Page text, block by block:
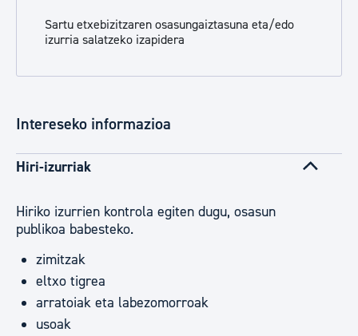
Sartu etxebizitzaren osasungaiztasuna eta/edo
izurria salatzeko izapidera
Intereseko informazioa
Hiri-izurriak
Hiriko izurrien kontrola egiten dugu, osasun
publikoa babesteko.
zimitzak
eltxo tigrea
arratoiak eta labezomorroak
usoak